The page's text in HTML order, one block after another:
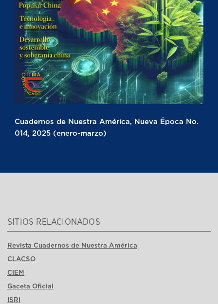
Cuadernos de Nuestra América, Nueva Época No.
014, 2025 (enero-marzo)
SITIOS RELACIONADOS
Revista Cuadernos de Nuestra América
CLACSO
CIEM
Gaceta Oficial
ISRI